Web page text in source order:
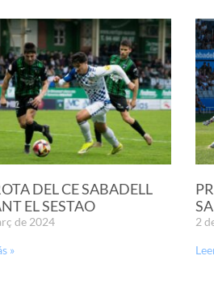
DEL CE SABADELL
EL SESTAO
de 2024
»
2